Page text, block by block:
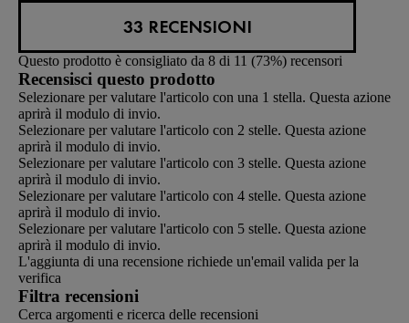
33 RECENSIONI
Questo prodotto è consigliato da 8 di 11 (73%) recensori
Recensisci questo prodotto
Selezionare per valutare l'articolo con una 1 stella. Questa azione
aprirà il modulo di invio.
Selezionare per valutare l'articolo con 2 stelle. Questa azione
aprirà il modulo di invio.
Selezionare per valutare l'articolo con 3 stelle. Questa azione
aprirà il modulo di invio.
Selezionare per valutare l'articolo con 4 stelle. Questa azione
aprirà il modulo di invio.
Selezionare per valutare l'articolo con 5 stelle. Questa azione
aprirà il modulo di invio.
L'aggiunta di una recensione richiede un'email valida per la
verifica
Filtra recensioni
Cerca argomenti e ricerca delle recensioni